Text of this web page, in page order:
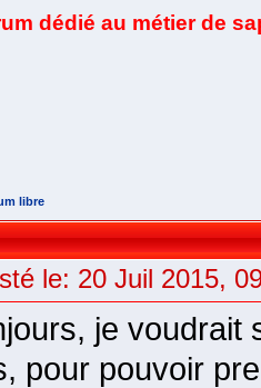
dédié au métier de
libre
le: 20 Juil 2015,
je voudrait
pour pouvoir